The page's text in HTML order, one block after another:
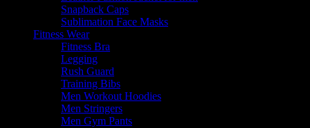
Snapback Caps
Sublimation Face Masks
Fitness Wear
Fitness Bra
Legging
Rush Guard
Training Bibs
Men Workout Hoodies
Men Stringers
Men Gym Pants